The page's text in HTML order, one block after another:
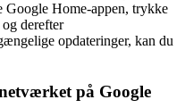
Google Home-appen, trykke
derefter
opdateringer, kan du
på Google